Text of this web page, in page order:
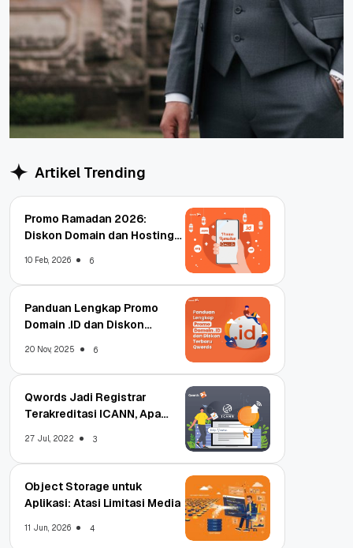
Artikel Trending
Promo Ramadan 2026:
Diskon Domain dan Hosting
10 Feb, 2026 6
Panduan Lengkap Promo
Domain .ID dan Diskon
20 Nov, 2025 6
Qwords Jadi Registrar
Terakreditasi ICANN, Apa
27 Jul, 2022 3
Object Storage untuk
Aplikasi: Atasi Limitasi Media
11 Jun, 2026 4